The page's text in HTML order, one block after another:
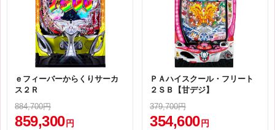
ｅフィーバーからくりサーカ
ス２Ｒ
884,700円
859,300 円
ＰＡハイスクール・フリート
２ＳＢ【甘デジ】
379,700円
354,600 円